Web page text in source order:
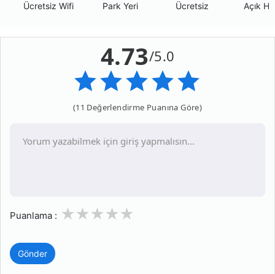
Ücretsiz Wifi Park Yeri Ücretsiz Açık
4.73/5.0
(11 Değerlendirme Puanına Göre)
Puanlama : 3
2
1
Gönder